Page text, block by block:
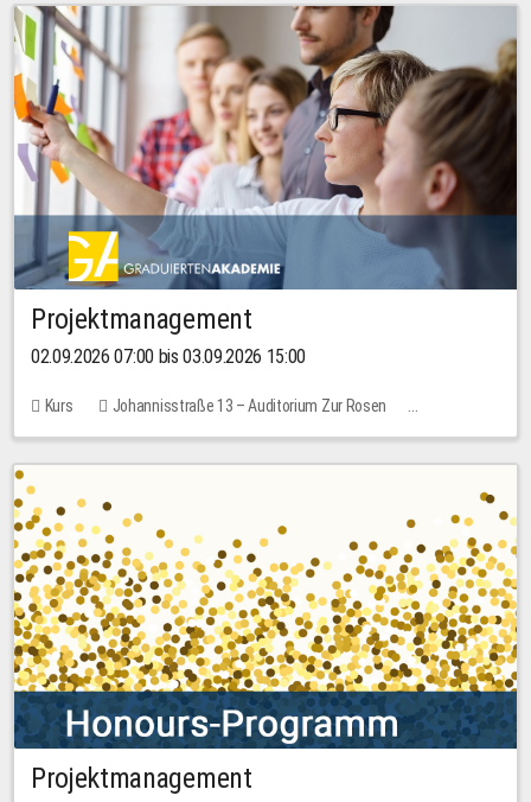
Projektmanagement
02.09.2026 07:00 bis 03.09.2026 15:00
Kurs
Johannisstraße 13 – Auditorium Zur Rosen
Keine freien Plätze
30,00 EUR
Projektmanagement